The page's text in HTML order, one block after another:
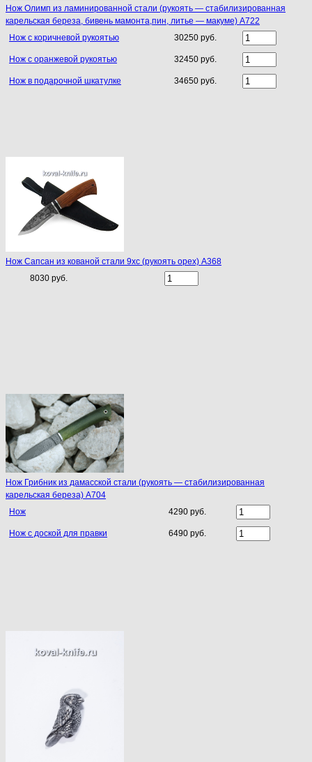
Нож Олимп из ламинированной стали (рукоять — стабилизированная
карельская береза, бивень мамонта,пин, литье — макуме) A722
Нож c коричневой рукоятью
30250 руб.
Нож с оранжевой рукоятью 32450 руб.
Нож в подарочной шкатулке 34650 руб.
Нож Сапсан из кованой стали 9хс (рукоять орех) A368
8030 руб.
Нож Грибник из дамасской стали (рукоять — стабилизированная
карельская береза) A704
Нож
4290 руб.
Нож с доской для правки 6490 руб.